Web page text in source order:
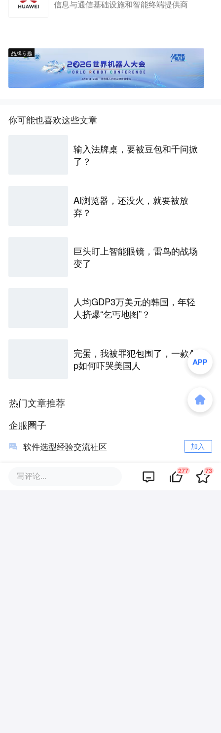
信息与通信基础设施和智能终端提供商
品牌专题
你可能也喜欢这些文章
输入法牌桌，要被豆包和千问掀
了？
AI浏览器，还没火，就要被放
弃？
巨头盯上智能眼镜，雷鸟的战场
变了
人均GDP3万美元的韩国，年轻
人挤爆“乞丐地图”？
完蛋，我被罪犯包围了，一款Ap
p如何吓哭美国人
热门文章推荐
企服圈子
软件选型经验交流社区 加入
36氪企服点评订阅号 关注
写评论... 277 73